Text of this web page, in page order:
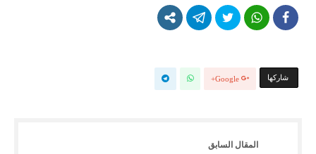
‫‫ شاركها‬ Google+